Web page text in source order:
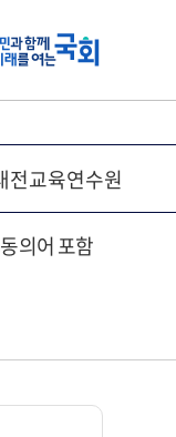
동의어 포함